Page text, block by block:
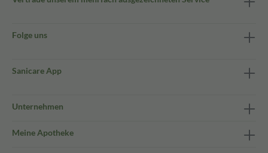
Folge uns
Sanicare App
Unternehmen
Meine Apotheke